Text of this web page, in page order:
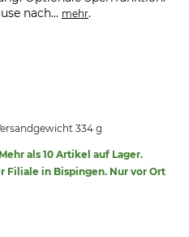
nach... mehr.
334 g
als 10 Artikel auf Lager.
Filiale in Bispingen. Nur vor Ort